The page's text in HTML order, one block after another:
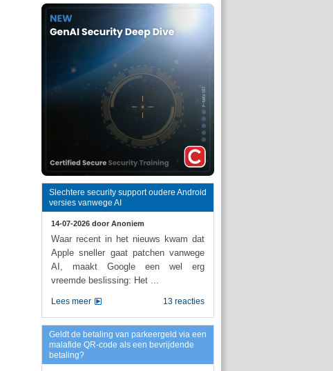
Slechtere security support oudere Android
versies vanwege AI
14-07-2026 door Anoniem
Waar recent in het nieuws kwam dat
Apple sneller gaat patchen vanwege
AI, maakt Google een wel erg
vreemde beslissing: Het ...
13 reacties
Lees meer
Geldt de betaling van parkeergeld via een
malafide QR-code als een bevrijdende
betaling?